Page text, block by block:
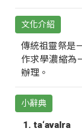
文化介紹
傳統祖靈祭是
作求學濃縮為
辦理。
小辭典
ta‘avalra